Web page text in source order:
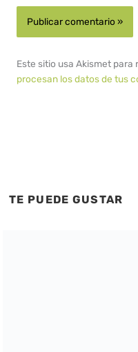
Este sitio usa Akismet para
procesan los datos de tus
TE PUEDE GUSTAR